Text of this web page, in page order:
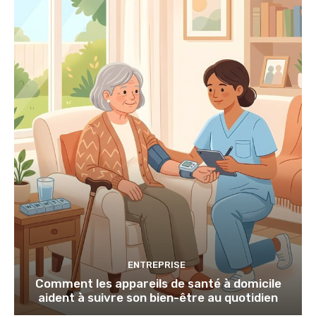
ENTREPRISE
Comment les appareils de santé à domicile
aident à suivre son bien-être au quotidien